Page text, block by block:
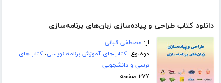
دانلود کتاب طراحی و پیاده‌سازی زبان‌های برنامه‌سازی
از: مصطفی قبائی
موضوع:کتاب‌های آموزش برنامه نویسی،کتاب‌های
درسی و دانشجویی
۲۷۷ صفحه